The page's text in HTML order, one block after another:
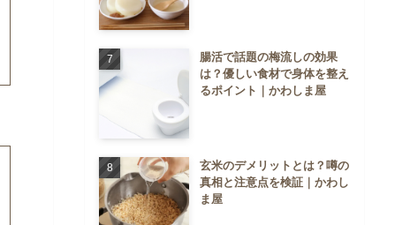
腸活で話題の梅流しの効果
は？優しい食材で身体を整え
るポイント｜かわしま屋
玄米のデメリットとは？噂の
真相と注意点を検証｜かわし
ま屋